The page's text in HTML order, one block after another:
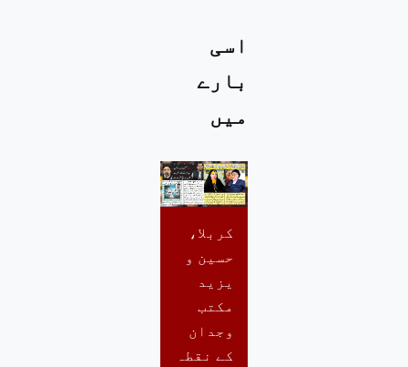
اسی
بارے
میں
کربلا،
حسین و
یزید
مکتب
وجدان
کے نقطہ